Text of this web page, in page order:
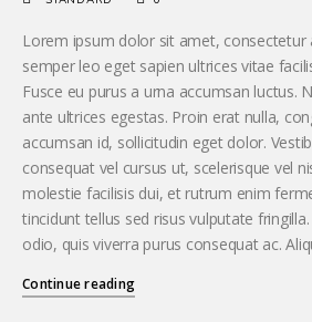
Lorem ipsum dolor sit amet, consectetur
semper leo eget sapien ultrices vitae
Fusce eu purus a urna accumsan luctus.
ante ultrices egestas. Proin erat nulla,
accumsan id, sollicitudin eget dolor.
consequat vel cursus ut, scelerisque vel
molestie facilisis dui, et rutrum enim
tincidunt tellus sed risus vulputate
odio, quis viverra purus consequat ac.
Continue reading